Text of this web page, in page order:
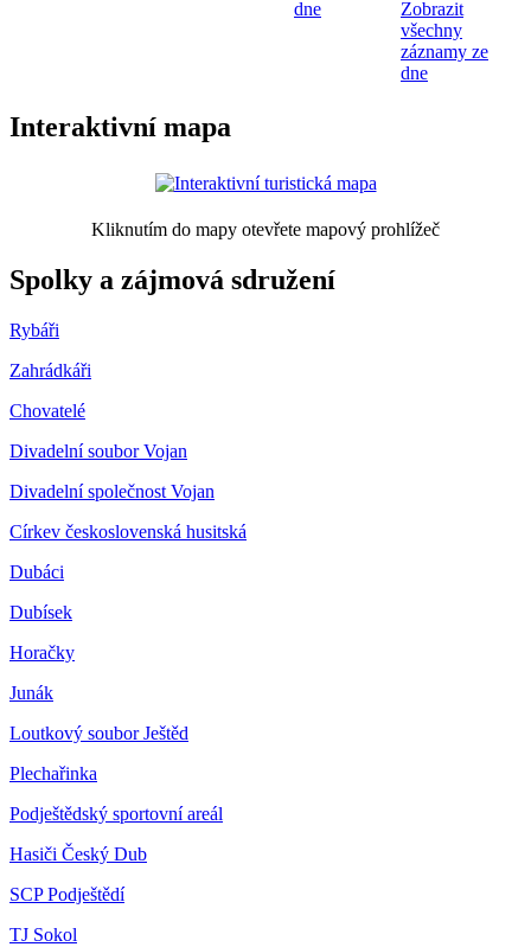
dne
Zobrazit
všechny
záznamy ze
dne
Interaktivní mapa
Kliknutím do mapy otevřete mapový prohlížeč
Spolky a zájmová sdružení
Rybáři
Zahrádkáři
Chovatelé
Divadelní soubor Vojan
Divadelní společnost Vojan
Církev československá husitská
Dubáci
Dubísek
Horačky
Junák
Loutkový soubor Ještěd
Plechařinka
Podještědský sportovní areál
Hasiči Český Dub
SCP Podještědí
TJ Sokol